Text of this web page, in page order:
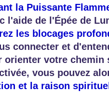
la Puissante
l'aide de l'Épée de
les blocages
connecter et
orienter votre
vous pouvez
et la raison